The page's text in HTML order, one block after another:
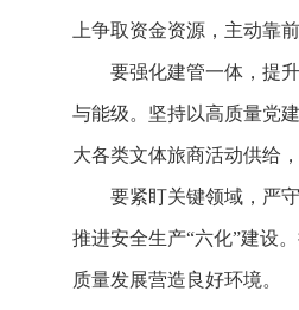
上争取资金资源，主动靠
要强化建管一体，提
与能级。坚持以高质量党
大各类文体旅商活动供给
要紧盯关键领域，严
推进安全生产“六化”建设
质量发展营造良好环境。